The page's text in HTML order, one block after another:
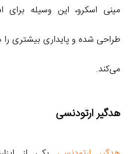
مینی اسکرو، این وسیله برای
طراحی شده و پایداری بیشتری را
می‌کند.
هدگیر ارتودنسی